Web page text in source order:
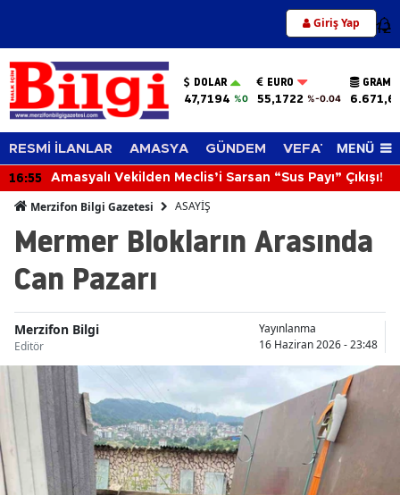
Giriş Yap 12
DOLAR
47,7194 %0
EURO
55,1722 %-0.04
GRAM
RESMİ İLANLAR AMASYA GÜNDEM VEFAT EDENLER
MENÜ
16:55 Amasyalı Vekilden Meclis’i Sarsan “Sus Payı” Çıkışı!
Merzifon Bilgi Gazetesi ASAYİŞ
Mermer Blokların Arasında
Can Pazarı
Merzifon Bilgi
Editör
Yayınlanma
16 Haziran 2026 - 23:48